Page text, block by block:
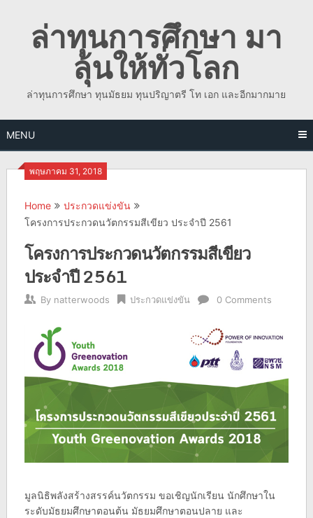
contentล่าทุนการศึกษา มา
ลุ้นให้ทั่วโลก
ล่าทุนการศึกษา ทุนมัธยม ทุนปริญาตรี โท เอก และอีกมากมาย
MENU
พฤษภาคม 31, 2018
Home
ประกวดแข่งขัน
โครงการประกวดนวัตกรรมสีเขียว ประจำปี 2561
โครงการประกวดนวัตกรรมสีเขียว
ประจำปี 2561
By natterwoods ประกวดแข่งขัน 0 Comments
มูลนิธิพลังสร้างสรรค์นวัตกรรม ขอเชิญนักเรียน นักศึกษาใน
ระดับมัธยมศึกษาตอนต้น มัธยมศึกษาตอนปลาย และ